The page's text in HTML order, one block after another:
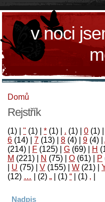
v noci
Domů
Rejstřík
(1) " (1) * (1) . (1) 0 (1)
6 (14) 7 (13) 8 (4) 9 (4)
(214)
F (125) G (69) H
M (221) N (75) O (61) P
U (75) V (155) W (21)
‚
(1)
“
(1)
„
(2)
…
(12)
Nadpis